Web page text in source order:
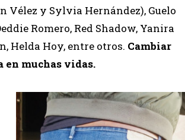
Vélez y Sylvia Hernández), Guelo
Romero, Red Shadow, Yanira
Helda Hoy, entre otros. Cambiar
en muchas vidas.